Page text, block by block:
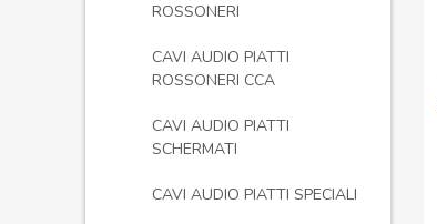
ROSSONERI
CAVI AUDIO PIATTI
ROSSONERI CCA
CAVI AUDIO PIATTI
SCHERMATI
CAVI AUDIO PIATTI SPECIALI